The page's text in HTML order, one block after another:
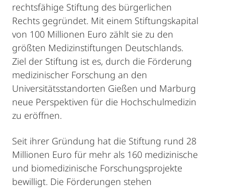
rechtsfähige Stiftung des bürgerlichen
Rechts gegründet. Mit einem Stiftungskapital
von 100 Millionen Euro zählt sie zu den
größten Medizinstiftungen Deutschlands.
Ziel der Stiftung ist es, durch die Förderung
medizinischer Forschung an den
Universitätsstandorten Gießen und Marburg
neue Perspektiven für die Hochschulmedizin
zu eröffnen.
Seit ihrer Gründung hat die Stiftung rund 28
Millionen Euro für mehr als 160 medizinische
und biomedizinische Forschungsprojekte
bewilligt. Die Förderungen stehen